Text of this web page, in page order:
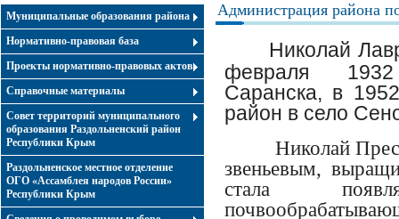
Муниципальные образования района
Нормативно-правовая база
Проекты нормативно-правовых актов
Справочные материалы
Совет территорий муниципального
образования Раздольненский район
Республики Крым
Раздольненское местное отделение
ОГО «Ассамблея народов России»
Республики Крым
Администрация района
Николай
февраля 1932
Саранска, в
район в село
Николай
звеньевым,
стала